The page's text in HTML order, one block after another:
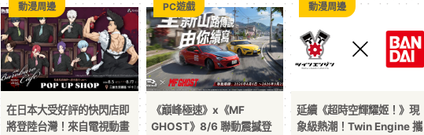
在日本大受好評的快閃店即
將登陸台灣！來自電視動畫
動漫周邊
《巔峰極速》x《MF
GHOST》8/6 聯動震撼登
PC遊戲
延續《超時空輝耀姬！》現
象級熱潮！Twin Engine 攜
動漫周邊